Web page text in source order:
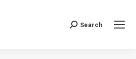
Recherche
Search